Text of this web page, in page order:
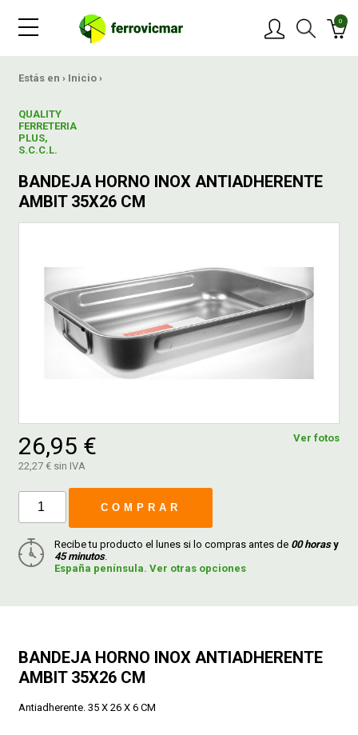
0
Estás en › Inicio ›
QUALITY
FERRETERIA
PLUS,
S.C.C.L.
BANDEJA HORNO INOX ANTIADHERENTE
AMBIT 35X26 CM
Ver fotos
26,95 €
22,27 € sin IVA
COMPRAR
Recibe tu producto el lunes si lo compras antes de 00 horasy
45 minutos.
España península. Ver otras opciones
BANDEJA HORNO INOX ANTIADHERENTE
AMBIT 35X26 CM
Antiadherente. 35 X 26 X 6 CM
OFERTAS
NOVEDADES
BLOG
CONTACTAR
CATÁLOGOS
GUÍAS
ENVÍOS
DEVOLUCIONES
FORMAS DE PAGO